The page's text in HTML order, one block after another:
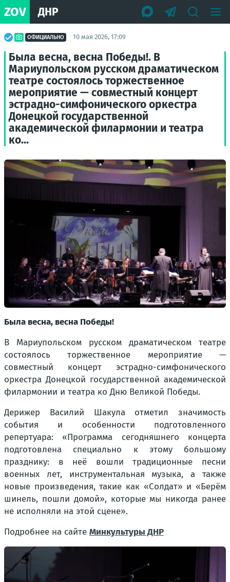
ZOV ДНР
ОФИЦИАЛЬНО 10 мая 2026, 17:09
Была весна, весна Победы!. В
Мариупольском русском драматическом
театре состоялось торжественное
мероприятие — совместный концерт
эстрадно-симфонического оркестра
Донецкой государственной
академической филармонии и театра
ко...
Была весна, весна Победы!
В Мариупольском русском драматическом театре
состоялось торжественное мероприятие —
совместный концерт эстрадно-симфонического
оркестра Донецкой государственной академической
филармонии и театра ко Дню Великой Победы.
Дерижер Василий Шакула отметил значимость
события и особенности подготовленного
репертуара: «Программа сегодняшнего концерта
подготовлена специально к этому большому
празднику: в неё вошли традиционные песни
военных лет, инструментальная музыка, а также
новые произведения, такие как «Солдат» и «Берём
шинель, пошли домой», которые мы никогда ранее
не исполняли на этой сцене».
Подробнее на сайте Минкультуры ДНР